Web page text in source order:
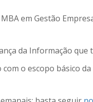
em Gestão
da Informação
o escopo básico da